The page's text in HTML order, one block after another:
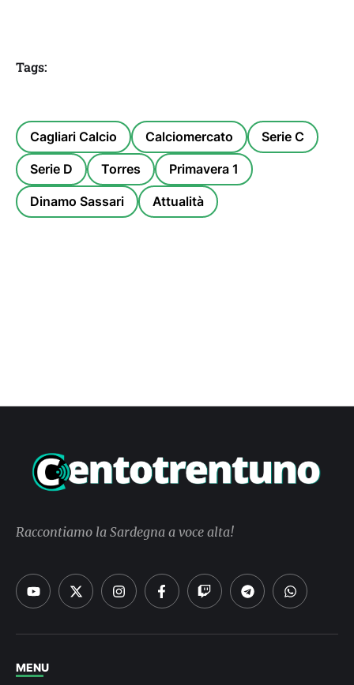
Tags:
Cagliari Calcio Calciomercato Serie C
Serie D Torres Primavera 1
Dinamo Sassari Attualità
Raccontiamo la Sardegna a voce alta!
MENU